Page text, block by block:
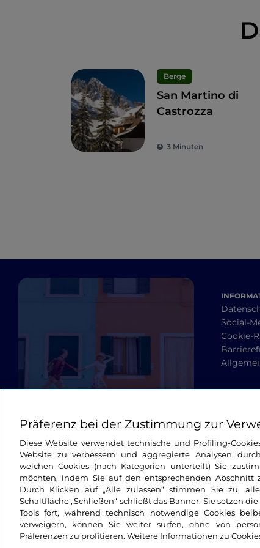
Berge
San Martino di
Castrozza
3 Minuten
Social-
Cookie-
Präferenz bei der Zustimmung zur
Diese Website verwendet technische und Profiling-
Website zu verbessern und aggregierte Analysen
welchen Cookies (nach Kategorien unterteilt) Sie
möchten, indem Sie auf den entsprechenden Abschnitt
Durch Klicken auf „Alle zulassen“ stimmen Sie zu,
Schaltfläche „Schließen“ schließt das Banner. Sie setzen
Tools fort, während technisch notwendige Cookies
verweigern, können Sie weiter surfen, ohne von
Präferenzen zu profitieren. Weitere Informationen zu